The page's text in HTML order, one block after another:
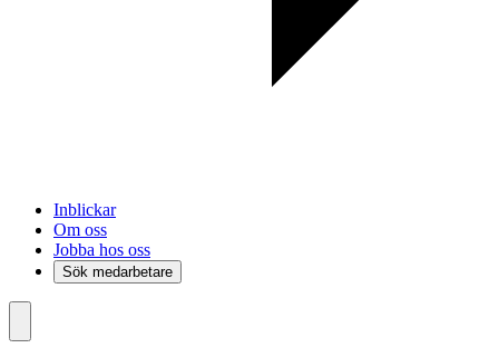
Inblickar
Om oss
Jobba hos oss
Sök medarbetare